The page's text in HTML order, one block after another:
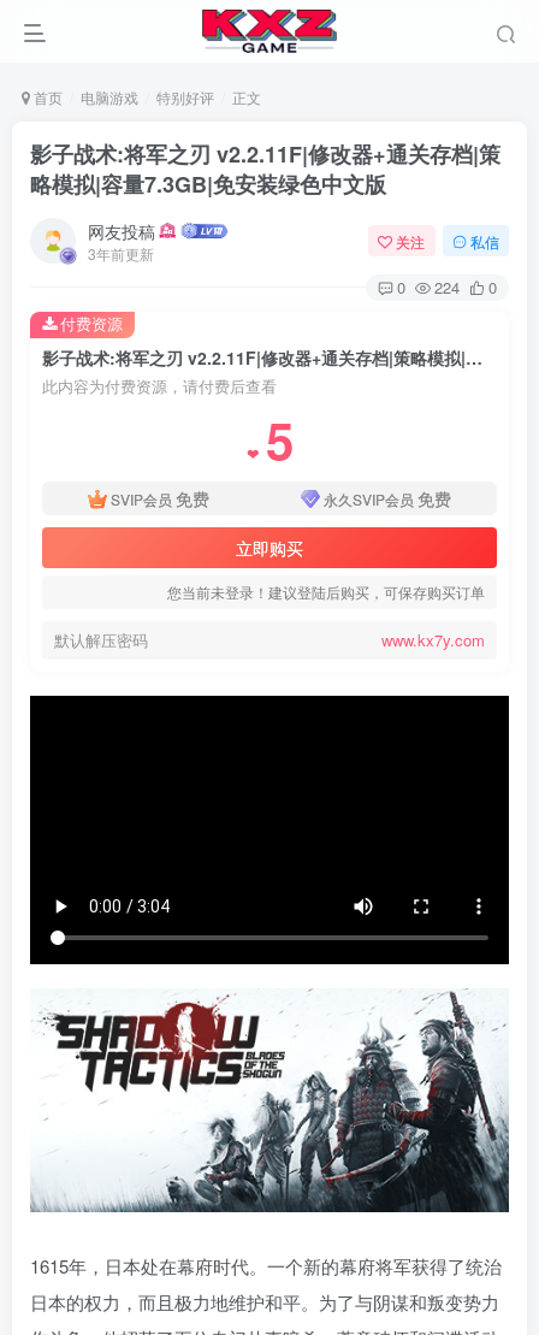
首页 电脑游戏 特别好评 正文
影子战术:将军之刃 v2.2.11F|修改器+通关存档|策
略模拟|容量7.3GB|免安装绿色中文版
网友投稿
3年前更新
关注 私信
0 224 0
影子战术:将军之刃 v2.2.11F|修改器+通关存档|策略模拟|容量7.3GB|免安装绿色中文版
此内容为付费资源，请付费后查看
❤ 5
SVIP会员 免费 永久SVIP会员 免费
立即购买
您当前未登录！建议登陆后购买，可保存购买订单
默认解压密码 www.kx7y.com
付费资源
1615年，日本处在幕府时代。一个新的幕府将军获得了统治
日本的权力，而且极力地维护和平。为了与阴谋和叛变势力